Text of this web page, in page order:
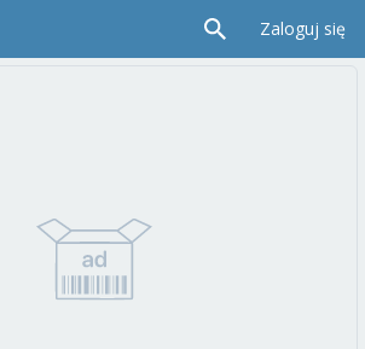
Zaloguj się